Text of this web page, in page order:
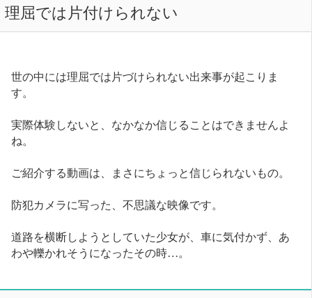
理屈では片付けられない
世の中には理屈では片づけられない出来事が起こりま
す。
実際体験しないと、なかなか信じることはできませんよ
ね。
ご紹介する動画は、まさにちょっと信じられないもの。
防犯カメラに写った、不思議な映像です。
道路を横断しようとしていた少女が、車に気付かず、あ
わや轢かれそうになったその時…。